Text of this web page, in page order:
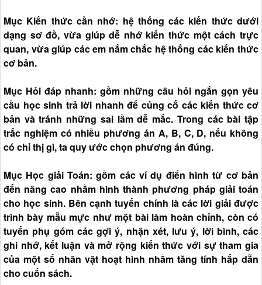
Mục Kiến thức cần nhớ: hệ thống các kiến thức dưới
dạng sơ đồ, vừa giúp dễ nhớ kiến thức một cách trực
quan, vừa giúp các em nắm chắc hệ thống các kiến thức
cơ bản.
Mục Hỏi đáp nhanh: gồm những câu hỏi ngắn gọn yêu
cầu học sinh trả lời nhanh để củng cố các kiến thức cơ
bản và tránh những sai lầm dễ mắc. Trong các bài tập
trắc nghiệm có nhiều phương án A, B, C, D, nếu không
có chỉ thị gì, ta quy ước chọn phương án đúng.
Mục Học giải Toán: gồm các ví dụ điển hình từ cơ bản
đến nâng cao nhằm hình thành phương pháp giải toán
cho học sinh. Bên cạnh tuyến chính là các lời giải được
trình bày mẫu mực như một bài làm hoàn chỉnh, còn có
tuyến phụ góm các gợi ý, nhận xét, lưu ý, lời bình, các
ghi nhớ, kết luận và mở rộng kiến thức với sự tham gia
của một sổ nhân vật hoạt hình nhằm tăng tính hấp dẫn
cho cuốn sách.